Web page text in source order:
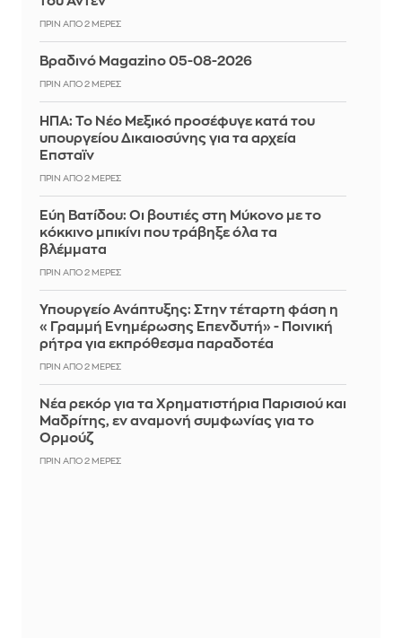
ΠΡΙΝ ΑΠΌ 2 ΜΈΡΕΣ
Βραδινό Magazino 05-08-2026
ΠΡΙΝ ΑΠΌ 2 ΜΈΡΕΣ
ΗΠΑ: Το Νέο Μεξικό προσέφυγε κατά του
υπουργείου Δικαιοσύνης για τα αρχεία
Έπσταϊν
ΠΡΙΝ ΑΠΌ 2 ΜΈΡΕΣ
Εύη Βατίδου: Οι βουτιές στη Μύκονο με το
κόκκινο μπικίνι που τράβηξε όλα τα
βλέμματα
ΠΡΙΝ ΑΠΌ 2 ΜΈΡΕΣ
Υπουργείο Ανάπτυξης: Στην τέταρτη φάση η
«Γραμμή Ενημέρωσης Επενδυτή» - Ποινική
ρήτρα για εκπρόθεσμα παραδοτέα
ΠΡΙΝ ΑΠΌ 2 ΜΈΡΕΣ
Νέα ρεκόρ για τα Χρηματιστήρια Παρισιού και
Μαδρίτης, εν αναμονή συμφωνίας για το
Ορμούζ
ΠΡΙΝ ΑΠΌ 2 ΜΈΡΕΣ